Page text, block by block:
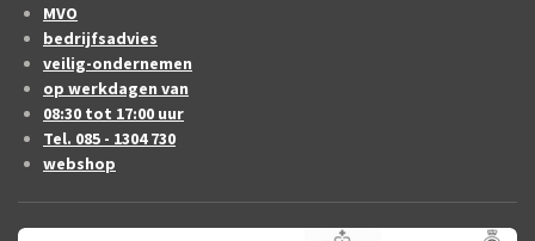
MVO
bedrijfsadvies
veilig-ondernemen
op werkdagen van
08:30 tot 17:00 uur
Tel. 085 - 1304 730
webshop